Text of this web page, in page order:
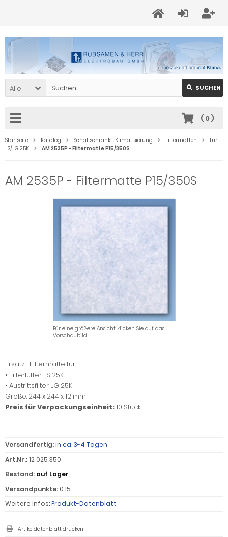
Alle SUCHEN
( 0)
Startseite Katalog Schaltschrank - Klimatisierung Filtermatten
für
LS/LG 25K
AM 2535P - Filtermatte P15/350S
AM 2535P - Filtermatte P15/350S
Für eine größere Ansicht klicken Sie auf das
Vorschaubild
Ersatz- Filtermatte für
• Filterlüfter LS 25K
• Austrittsfilter LG 25K
Größe: 244 x 244 x 12 mm
Preis für Verpackungseinheit:10 Stück
Versandfertig:in ca. 3-4 Tagen
Art.Nr.:12 025 350
Bestand: auf Lager
Versandpunkte: 0.15
Weitere Infos:Produkt-Datenblatt
Artikeldatenblatt drucken